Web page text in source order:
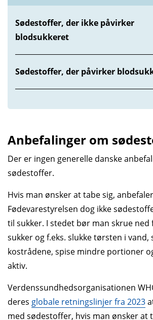
Sødestoffer, der ikke påvirker
blodsukkeret
Sødestoffer, der påvirker
Anbefalinger om
Der er ingen generelle danske
sødestoffer.
Hvis man ønsker at tabe sig, anbefaler
Fødevarestyrelsen dog ikke
til sukker. I stedet bør man skrue
sukker og f.eks. slukke tørsten i vand,
kostrådene, spise mindre portioner
aktiv.
Verdenssundhedsorganisationen
deres globale retningslinjer fra 2023
med sødestoffer, hvis man ønsker at